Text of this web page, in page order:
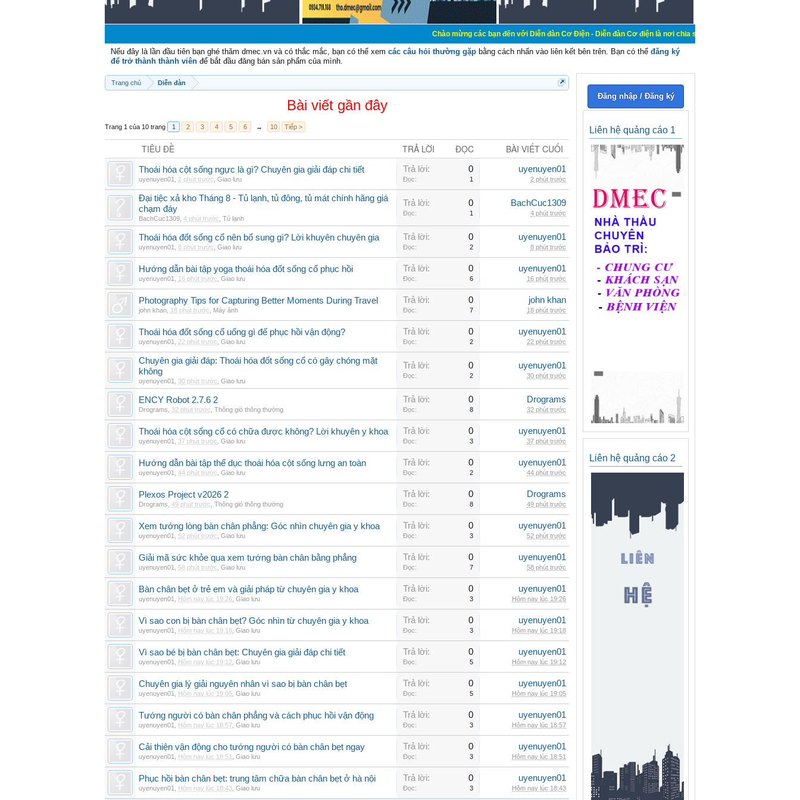
Chào mừng các bạn đến với Diễn đàn Cơ Điện - Diễn đàn Cơ điện là nơi chia sẽ kiến thức kinh nghiệm trong lãnh vực
Nếu đây là lần đầu tiên bạn ghé thăm dmec.vn và có thắc mắc, bạn có thể xem các câu hỏi thường gặp bằng cách nhấn vào liên kết bên trên. Bạn có thể đăng ký
để trở thành thành viên để bắt đầu đăng bán sản phẩm của mình.
Trang chủ Diễn đàn
Bài viết gần đây
Trang 1 của 10 trang 1 2 3 4 5 6 → 10 Tiếp >
TIÊU ĐỀ TRẢ LỜI ĐỌC BÀI VIẾT CUỐI
Thoái hóa cột sống ngực là gì? Chuyên gia giải đáp chi tiết
uyenuyen01 2 phút trước Giao lưu
Trả lời: 0
Đọc: 1
uyenuyen01
2 phút trước
Đại tiệc xả kho Tháng 8 - Tủ lạnh, tủ đông, tủ mát chính hãng giá
chạm đáy
BachCuc1309 4 phút trước Tủ lạnh
Trả lời: 0
Đọc: 1
BachCuc1309
4 phút trước
Thoái hóa đốt sống cổ nên bổ sung gì? Lời khuyên chuyên gia
uyenuyen01 8 phút trước Giao lưu
Trả lời: 0
Đọc: 2
uyenuyen01
8 phút trước
Hướng dẫn bài tập yoga thoái hóa đốt sống cổ phục hồi
uyenuyen01 16 phút trước Giao lưu
Trả lời: 0
Đọc: 6
uyenuyen01
16 phút trước
Photography Tips for Capturing Better Moments During Travel
john khan 18 phút trước Máy ảnh
Trả lời: 0
Đọc: 7
john khan
18 phút trước
Thoái hóa đốt sống cổ uống gì để phục hồi vận động?
uyenuyen01 22 phút trước Giao lưu
Trả lời: 0
Đọc: 2
uyenuyen01
22 phút trước
Chuyên gia giải đáp: Thoái hóa đốt sống cổ có gây chóng mặt
không
uyenuyen01 30 phút trước Giao lưu
Trả lời: 0
Đọc: 2
uyenuyen01
30 phút trước
ENCY Robot 2.7.6 2
Drograms 32 phút trước Thông gió thông thường
Trả lời: 0
Đọc: 8
Drograms
32 phút trước
Thoái hóa cột sống cổ có chữa được không? Lời khuyên y khoa
uyenuyen01 37 phút trước Giao lưu
Trả lời: 0
Đọc: 3
uyenuyen01
37 phút trước
Hướng dẫn bài tập thể dục thoái hóa cột sống lưng an toàn
uyenuyen01 44 phút trước Giao lưu
Trả lời: 0
Đọc: 2
uyenuyen01
44 phút trước
Plexos Project v2026 2
Drograms 49 phút trước Thông gió thông thường
Trả lời: 0
Đọc: 8
Drograms
49 phút trước
Xem tướng lòng bàn chân phẳng: Góc nhìn chuyên gia y khoa
uyenuyen01 52 phút trước Giao lưu
Trả lời: 0
Đọc: 3
uyenuyen01
52 phút trước
Giải mã sức khỏe qua xem tướng bàn chân bằng phẳng
uyenuyen01 58 phút trước Giao lưu
Trả lời: 0
Đọc: 7
uyenuyen01
58 phút trước
Bàn chân bẹt ở trẻ em và giải pháp từ chuyên gia y khoa
uyenuyen01 Hôm nay lúc 19:26 Giao lưu
Trả lời: 0
Đọc: 3
uyenuyen01
Hôm nay lúc 19:26
Vì sao con bị bàn chân bẹt? Góc nhìn từ chuyên gia y khoa
uyenuyen01 Hôm nay lúc 19:18 Giao lưu
Trả lời: 0
Đọc: 3
uyenuyen01
Hôm nay lúc 19:18
Vì sao bé bị bàn chân bẹt: Chuyên gia giải đáp chi tiết
uyenuyen01 Hôm nay lúc 19:12 Giao lưu
Trả lời: 0
Đọc: 5
uyenuyen01
Hôm nay lúc 19:12
Chuyên gia lý giải nguyên nhân vì sao bị bàn chân bẹt
uyenuyen01 Hôm nay lúc 19:05 Giao lưu
Trả lời: 0
Đọc: 5
uyenuyen01
Hôm nay lúc 19:05
Tướng người có bàn chân phẳng và cách phục hồi vận động
uyenuyen01 Hôm nay lúc 18:57 Giao lưu
Trả lời: 0
Đọc: 3
uyenuyen01
Hôm nay lúc 18:57
Cải thiện vận động cho tướng người có bàn chân bẹt ngay
uyenuyen01 Hôm nay lúc 18:51 Giao lưu
Trả lời: 0
Đọc: 3
uyenuyen01
Hôm nay lúc 18:51
Phục hồi bàn chân bẹt: trung tâm chữa bàn chân bẹt ở hà nội
uyenuyen01 Hôm nay lúc 18:43 Giao lưu
Trả lời: 0
Đọc: 3
uyenuyen01
Hôm nay lúc 18:43
Đăng nhập / Đăng ký
Liên hệ quảng cáo 1
Liên hệ quảng cáo 2